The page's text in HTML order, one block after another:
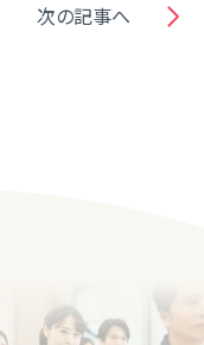
次の記事へ